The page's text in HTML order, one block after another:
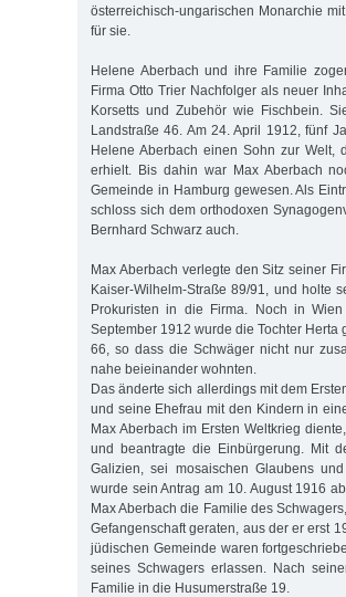
österreichisch-ungarischen Monarchie
für sie.
Helene Aberbach und ihre Familie
Firma Otto Trier Nachfolger als neuer
Korsetts und Zubehör wie Fischbein.
Landstraße 46. Am 24. April 1912, fünf
Helene Aberbach einen Sohn zur Welt,
erhielt. Bis dahin war Max Aberbach
Gemeinde in Hamburg gewesen. Als
schloss sich dem orthodoxen
Bernhard Schwarz auch.
Max Aberbach verlegte den Sitz seiner
Kaiser-Wilhelm-Straße 89/91, und holte
Prokuristen in die Firma. Noch in
September 1912 wurde die Tochter
66, so dass die Schwäger nicht nur
nahe beieinander wohnten.
Das änderte sich allerdings mit dem
und seine Ehefrau mit den Kindern in
Max Aberbach im Ersten Weltkrieg
und beantragte die Einbürgerung. Mit
Galizien, sei mosaischen Glaubens
wurde sein Antrag am 10. August 1916
Max Aberbach die Familie des
Gefangenschaft geraten, aus der er erst
jüdischen Gemeinde waren
seines Schwagers erlassen. Nach
Familie in die Husumerstraße 19.